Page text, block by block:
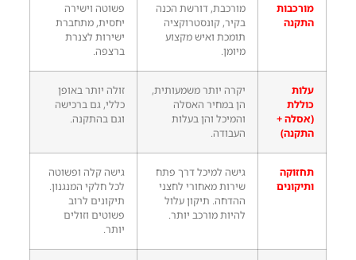
מורכבות
התקנה
מורכבת, דורשת הכנה
בקיר, קונסטרוקציה
תומכת ואיש מקצוע
מיומן.
פשוטה וישירה
יחסית, מתחברת
ישירות לצנרת
ברצפה.
עלות
כוללת
(אסלה +
התקנה)
יקרה יותר משמעותית,
הן במחיר האסלה
והמיכל והן בעלות
העבודה.
זולה יותר באופן
כללי, גם ברכישה
וגם בהתקנה.
תחזוקה
ותיקונים
גישה למיכל דרך פתח
שירות מאחורי לחצני
ההדחה. תיקון עלול
להיות מורכב יותר.
גישה קלה ופשוטה
לכל חלקי המנגנון.
תיקונים לרוב
פשוטים וזולים
יותר.